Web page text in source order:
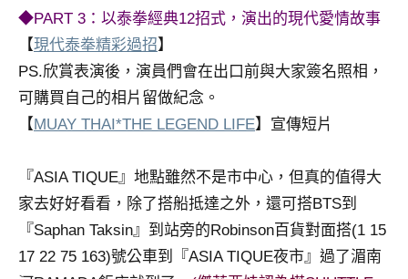
◆PART 3：以泰拳經典12招式，演出的現代愛情故事
【現代泰拳精彩過招】
PS.欣賞表演後，演員們會在出口前與大家簽名照相，
可購買自己的相片留做紀念。
【MUAY THAI*THE LEGEND LIFE】宣傳短片
『ASIA TIQUE』地點雖然不是市中心，但真的值得大
家去好好看看，除了搭船抵達之外，還可搭BTS到
『Saphan Taksin』到站旁的Robinson百貨對面搭(1 15
17 22 75 163)號公車到『ASIA TIQUE夜市』過了湄南